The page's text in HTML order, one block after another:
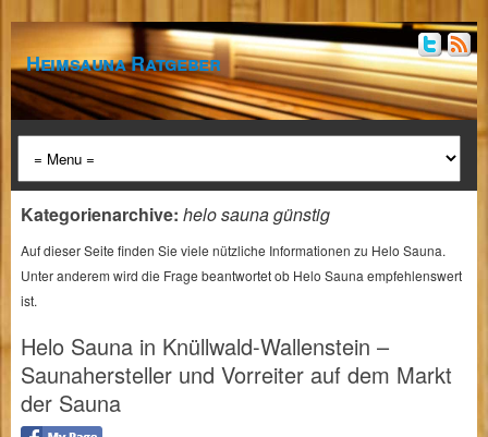
Heimsauna Ratgeber
Kategorienarchive: helo sauna günstig
Auf dieser Seite finden Sie viele nützliche Informationen zu Helo Sauna.
Unter anderem wird die Frage beantwortet ob Helo Sauna empfehlenswert
ist.
Helo Sauna in Knüllwald-Wallenstein –
Saunahersteller und Vorreiter auf dem Markt
der Sauna